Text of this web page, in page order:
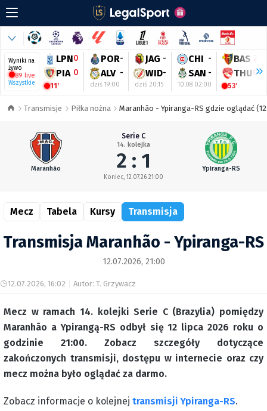
Wyniki na
żywo
89 live
Wszystkie
LPN0
PIA 0
11'
POR-
ALV -
dziś 19:00
JAG -
WID-
dziś 20:15
CHI -
SAN -
10.08 02:00
BAS 2
THU0
53'
Transmisje Piłka nożna Maranhão - Ypiranga-RS gdzie oglądać
Maranhão
Serie C
14. kolejka
2 : 1
Koniec, 12.07.26 21:00
Ypiranga-RS
Mecz Tabela Kursy Transmisja
Transmisja Maranhão - Ypiranga-RS
12.07.2026, 21:00
12.07.2026, 16:02 Autor: T. Grzywacz
Mecz w ramach 14. kolejki Serie C (Brazylia) pomiędzy
Maranhão a Ypirangą-RS odbył się 12 lipca 2026 roku o
godzinie 21:00. Zobacz szczegóły dotyczące
zakończonych transmisji, dostępu w internecie oraz czy
mecz można było oglądać za darmo.
Zobacz informacje o kolejnej transmisji Ypiranga-RS.